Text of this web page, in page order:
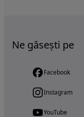
Ne găsești pe
Facebook
Instagram
YouTube